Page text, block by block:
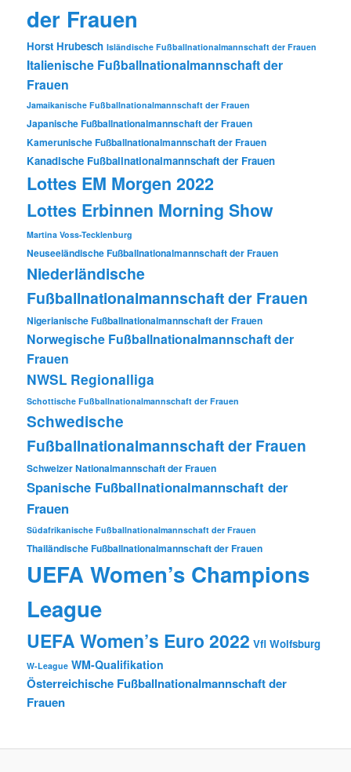
der Frauen
Horst Hrubesch Isländische Fußballnationalmannschaft der Frauen
Italienische Fußballnationalmannschaft der
Frauen
Jamaikanische Fußballnationalmannschaft der Frauen
Japanische Fußballnationalmannschaft der Frauen
Kamerunische Fußballnationalmannschaft der Frauen
Kanadische Fußballnationalmannschaft der Frauen
Lottes EM Morgen 2022
Lottes Erbinnen Morning Show
Martina Voss-Tecklenburg
Neuseeländische Fußballnationalmannschaft der Frauen
Niederländische
Fußballnationalmannschaft der Frauen
Nigerianische Fußballnationalmannschaft der Frauen
Norwegische Fußballnationalmannschaft der
Frauen
NWSL Regionalliga
Schottische Fußballnationalmannschaft der Frauen
Schwedische
Fußballnationalmannschaft der Frauen
Schweizer Nationalmannschaft der Frauen
Spanische Fußballnationalmannschaft der
Frauen
Südafrikanische Fußballnationalmannschaft der Frauen
Thailändische Fußballnationalmannschaft der Frauen
UEFA Women’s Champions
League
UEFA Women’s Euro 2022 Vfl Wolfsburg
W-League WM-Qualifikation
Österreichische Fußballnationalmannschaft der
Frauen